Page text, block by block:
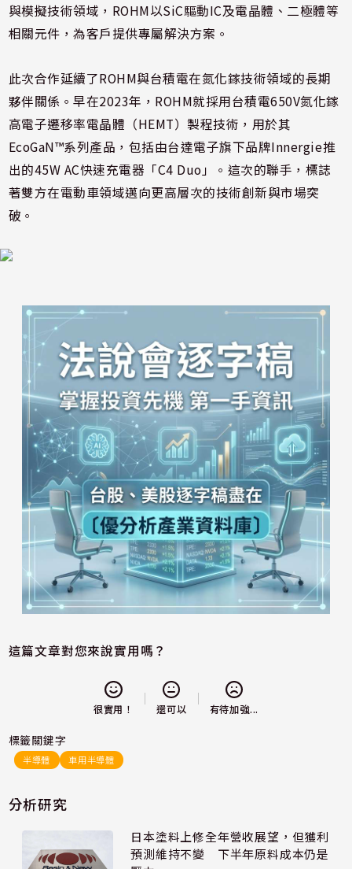
與模擬技術領域，ROHM以SiC驅動IC及電晶體、二極體等
相關元件，為客戶提供專屬解決方案。
此次合作延續了ROHM與台積電在氮化鎵技術領域的長期
夥伴關係。早在2023年，ROHM就採用台積電650V氮化鎵
高電子遷移率電晶體（HEMT）製程技術，用於其
EcoGaN™系列產品，包括由台達電子旗下品牌Innergie推
出的45W AC快速充電器「C4 Duo」。這次的聯手，標誌
著雙方在電動車領域邁向更高層次的技術創新與市場突
破。
這篇文章對您來說實用嗎？
很實用！ 還可以 有待加強...
標籤關鍵字
半導體 車用半導體
分析研究
日本塗料上修全年營收展望，但獲利
預測維持不變 下半年原料成本仍是